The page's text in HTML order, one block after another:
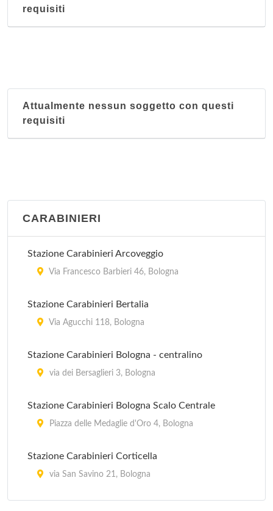
requisiti
Attualmente nessun soggetto con questi
requisiti
CARABINIERI
Stazione Carabinieri Arcoveggio
Via Francesco Barbieri 46, Bologna
Stazione Carabinieri Bertalia
Via Agucchi 118, Bologna
Stazione Carabinieri Bologna - centralino
via dei Bersaglieri 3, Bologna
Stazione Carabinieri Bologna Scalo Centrale
Piazza delle Medaglie d'Oro 4, Bologna
Stazione Carabinieri Corticella
via San Savino 21, Bologna